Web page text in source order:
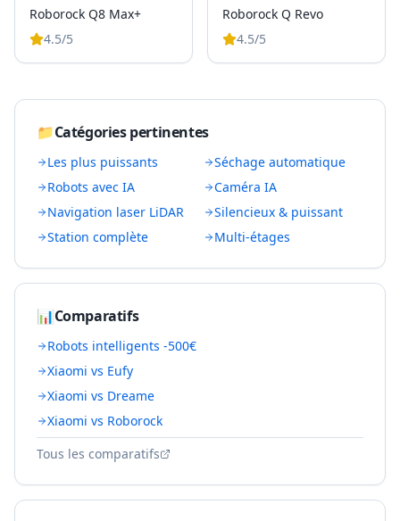
Roborock Q8 Max+
4.5/5
Roborock Q Revo
4.5/5
📁Catégories pertinentes
Les plus puissants
Séchage automatique
Robots avec IA
Caméra IA
Navigation laser LiDAR
Silencieux & puissant
Station complète
Multi-étages
📊Comparatifs
Robots intelligents -500€
Xiaomi vs Eufy
Xiaomi vs Dreame
Xiaomi vs Roborock
Tous les comparatifs